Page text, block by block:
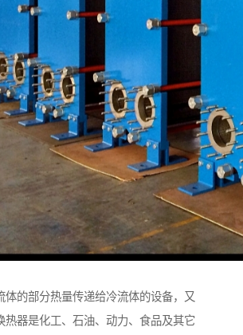
体的部分热量传递给冷流体的设备，又
热器是化工、石油、动力、食品及其它